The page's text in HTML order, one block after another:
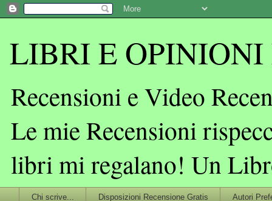
LIBRI E OPINIONI
Recensioni e Video
Le mie Recensioni
libri mi regalano! Un
Chi scrive... Disposizioni Recensione Gratis Autori